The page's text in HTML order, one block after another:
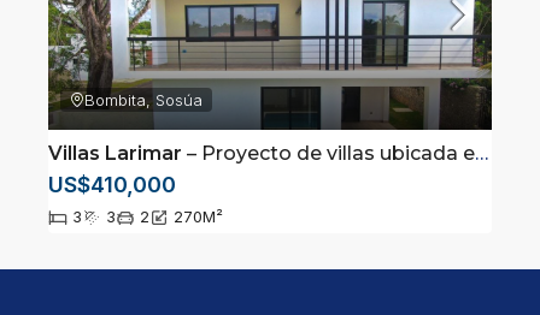
Bombita, Sosúa
Villas Larimar – Proyecto de villas ubicada en la comunidad cerrada de Perla Marina, Puerto Plata
US$410,000
3 3 2 270M²